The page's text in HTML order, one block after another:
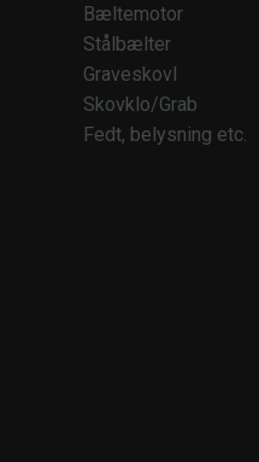
Bæltemotor
Stålbælter
Graveskovl
Skovklo/Grab
Fedt, belysning etc.